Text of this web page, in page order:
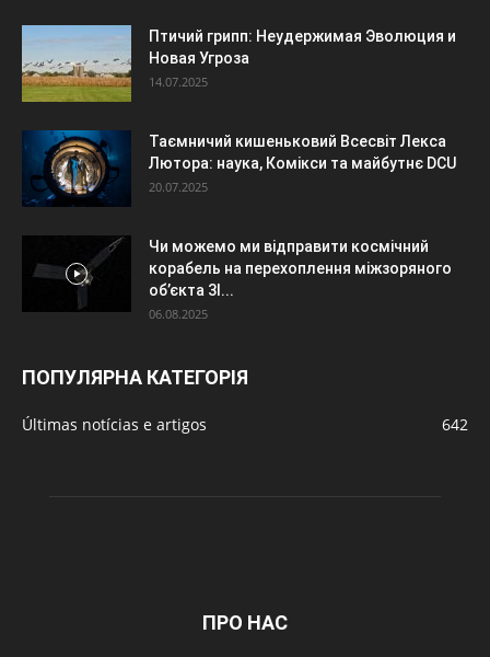
Птичий грипп: Неудержимая Эволюция и
Новая Угроза
14.07.2025
Таємничий кишеньковий Всесвіт Лекса
Лютора: наука, Комікси та майбутнє DCU
20.07.2025
Чи можемо ми відправити космічний
корабель на перехоплення міжзоряного
об’єкта 3I...
06.08.2025
ПОПУЛЯРНА КАТЕГОРІЯ
Últimas notícias e artigos 642
ПРО НАС